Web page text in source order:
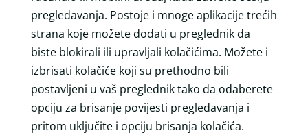
pregledavanja. Postoje i mnoge aplikacije trećih
strana koje možete dodati u preglednik da
biste blokirali ili upravljali kolačićima. Možete i
izbrisati kolačiće koji su prethodno bili
postavljeni u vaš preglednik tako da odaberete
opciju za brisanje povijesti pregledavanja i
pritom uključite i opciju brisanja kolačića.